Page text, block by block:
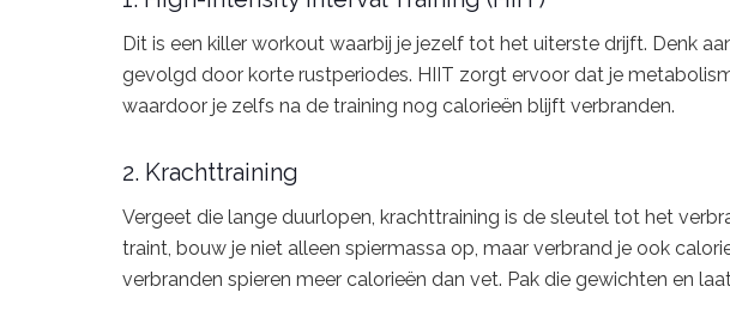
Dit is een killer workout waarbij je jezelf tot het uiterste drijft. Denk
gevolgd door korte rustperiodes. HIIT zorgt ervoor dat je
waardoor je zelfs na de training nog calorieën blijft verbranden.
2. Krachttraining
Vergeet die lange duurlopen, krachttraining is de sleutel tot het
traint, bouw je niet alleen spiermassa op, maar verbrand je ook
verbranden spieren meer calorieën dan vet. Pak die gewichten en